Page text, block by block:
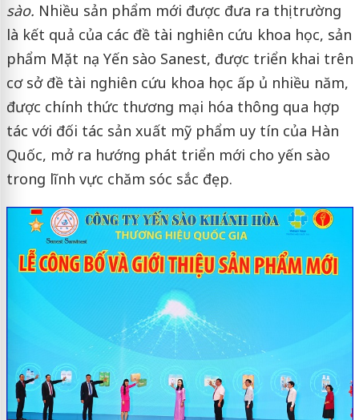
sào. Nhiều sản phẩm mới được đưa ra thị trường
là kết quả của các đề tài nghiên cứu khoa học, sản
phẩm Mặt nạ Yến sào Sanest, được triển khai trên
cơ sở đề tài nghiên cứu khoa học ấp ủ nhiều năm,
được chính thức thương mại hóa thông qua hợp
tác với đối tác sản xuất mỹ phẩm uy tín của Hàn
Quốc, mở ra hướng phát triển mới cho yến sào
trong lĩnh vực chăm sóc sắc đẹp.